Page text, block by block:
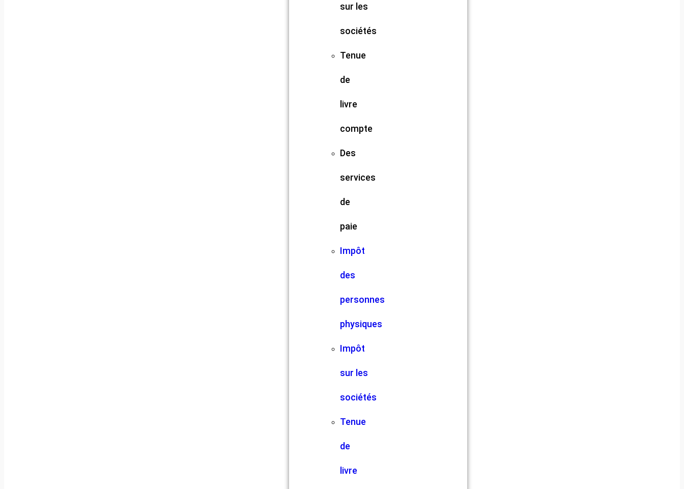
sur les
sociétés
Tenue
de
livre
compte
Des
services
de
paie
Impôt
des
personnes
physiques
Impôt
sur les
sociétés
Tenue
de
livre